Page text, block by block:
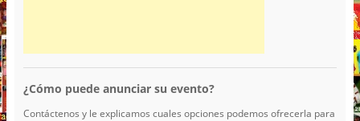
¿Cómo puede anunciar su evento?
Contáctenos y le explicamos cuales opciones podemos ofrecerla para